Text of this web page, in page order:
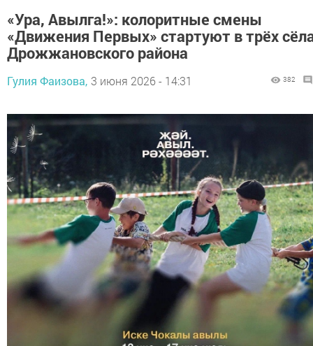
«Ура, Авылга!»: колоритные смены
«Движения Первых» стартуют в трёх
Дрожжановского района
Гулия Фаизова, 3 июня 2026 - 14:31 382